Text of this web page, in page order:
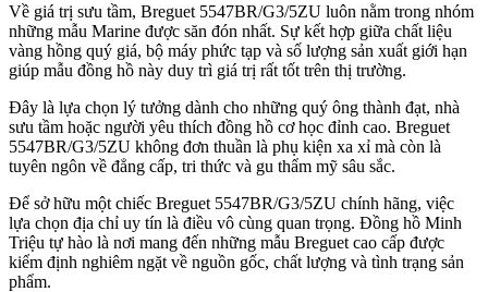
Về giá trị sưu tầm, Breguet 5547BR/G3/5ZU luôn nằm trong nhóm
những mẫu Marine được săn đón nhất. Sự kết hợp giữa chất liệu
vàng hồng quý giá, bộ máy phức tạp và số lượng sản xuất giới hạn
giúp mẫu đồng hồ này duy trì giá trị rất tốt trên thị trường.
Đây là lựa chọn lý tưởng dành cho những quý ông thành đạt, nhà
sưu tầm hoặc người yêu thích đồng hồ cơ học đỉnh cao. Breguet
5547BR/G3/5ZU không đơn thuần là phụ kiện xa xỉ mà còn là
tuyên ngôn về đẳng cấp, tri thức và gu thẩm mỹ sâu sắc.
Để sở hữu một chiếc Breguet 5547BR/G3/5ZU chính hãng, việc
lựa chọn địa chỉ uy tín là điều vô cùng quan trọng. Đồng hồ Minh
Triệu tự hào là nơi mang đến những mẫu Breguet cao cấp được
kiểm định nghiêm ngặt về nguồn gốc, chất lượng và tình trạng sản
phẩm.